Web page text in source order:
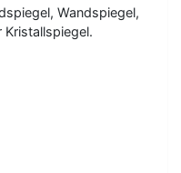
Wandspiegel,
Kristallspiegel.